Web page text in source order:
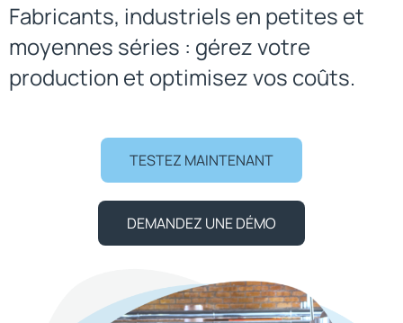
Fabricants, industriels en petites et
moyennes séries : gérez votre
production et optimisez vos coûts.
TESTEZ MAINTENANT
DEMANDEZ UNE DÉMO